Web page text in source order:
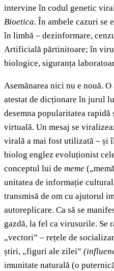
intervine în codul genetic
Bioetica. În ambele cazuri se
în limbă – dezinformare,
Artificială părtinitoare; în
biologice, siguranța
Asemănarea nici nu e nouă.
atestat de dicționare în jurul
desemna popularitatea
virtuală. Un mesaj se
virală a mai fost utilizată – și
biolog englez evoluționist
conceptul lui de meme
unitatea de informație
transmisă de om cu ajutorul
autoreplicare. Ca să se
gazdă, la fel ca virusurile. Se
„vectori” – rețele de
știri, „figuri ale zilei”
imunitate naturală (o